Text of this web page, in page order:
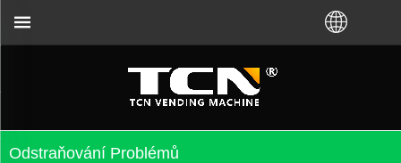
Odstraňování Problémů
prodejních automatů a řešení problémů bez